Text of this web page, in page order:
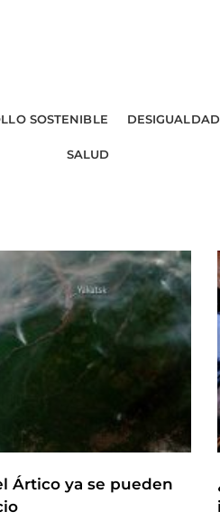
SOSTENIBLE
SALUD
Ártico ya se pueden